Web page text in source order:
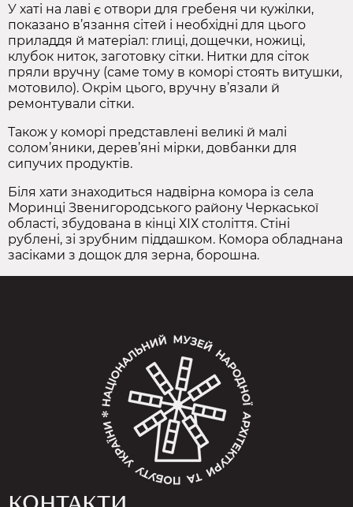
У хаті на лаві є отвори для гребеня чи кужілки,
показано в’язання сітей і необхідні для цього
приладдя й матеріал: глиці, дощечки, ножиці,
клубок ниток, заготовку сітки. Нитки для сіток
пряли вручну (саме тому в коморі стоять витушки,
мотовило). Окрім цього, вручну в’язали й
ремонтували сітки.
Також у коморі представлені великі й малі
солом’яники, дерев’яні мірки, довбанки для
сипучих продуктів.
Біля хати знаходиться надвірна комора із села
Моринці Звенигородського району Черкаської
області, збудована в кінці ХІХ століття. Стіні
рублені, зі зрубним піддашком. Комора обладнана
засіками з дощок для зерна, борошна.
КОНТАКТИ